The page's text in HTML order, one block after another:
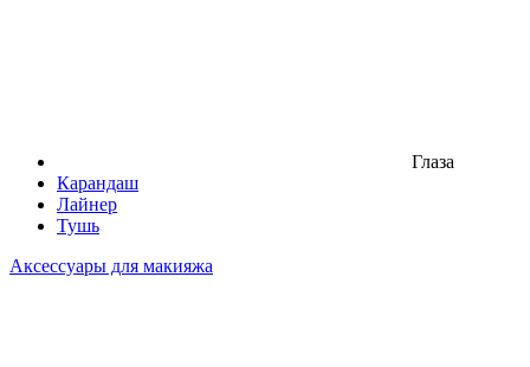
Глаза
Карандаш
Лайнер
Тушь
Аксессуары для макияжа